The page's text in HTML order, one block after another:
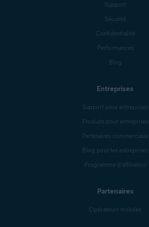
Support
Sécurité
Confidentialité
Performances
Blog
Entreprises
Support pour entreprises
Produits pour entreprises
Partenaires commerciaux
Blog pour les entreprises
Programme d’affiliation
Partenaires
Opérateurs mobiles